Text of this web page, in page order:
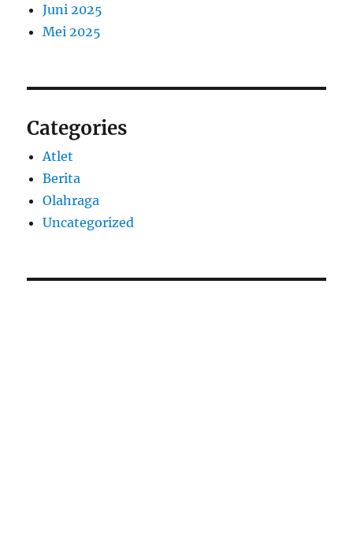
Juni 2025
Mei 2025
Categories
Atlet
Berita
Olahraga
Uncategorized